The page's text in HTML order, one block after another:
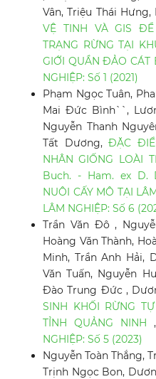
Vân, Triệu Thái
VỆ TINH VÀ GIS
TRẠNG RỪNG TẠI
GIỚI QUẦN ĐẢO CÁT
NGHIỆP: Số 1 (2021)
Phạm Ngọc Tuân,
Mai Đức Bình``,
Nguyễn Thanh
Tất Dương,ĐẶC
NHÂN GIỐNG LOÀI
Buch. - Ham. ex D.
NUÔI CẤY MÔ TẠI
LÂM NGHIỆP: Số 6
Trần Văn Đô ,
Hoàng Văn Thành,
Minh, Trần Anh Hải,
Văn Tuấn, Nguyễn
Đào Trung Đức ,
SINH KHỐI RỪNG
TỈNH QUẢNG NINH ,
NGHIỆP: Số 5 (2023)
Nguyễn Toàn Thắng,
Trịnh Ngọc Bon,